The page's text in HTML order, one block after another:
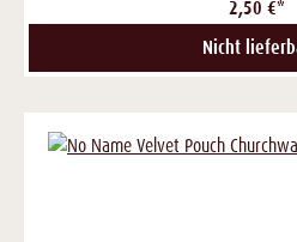
2,50 €*
Nicht